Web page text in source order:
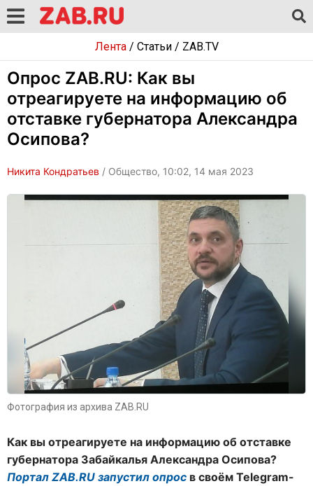
Лента/ Статьи/ ZAB.TV
Опрос ZAB.RU: Как вы
отреагируете на информацию об
отставке губернатора Александра
Осипова?
Никита Кондратьев / Общество, 10:02, 14 мая 2023
Фотография из архива ZAB.RU
Как вы отреагируете на информацию об отставке
губернатора Забайкалья Александра Осипова?
Портал ZAB.RU запустил опрос в своём Telegram-